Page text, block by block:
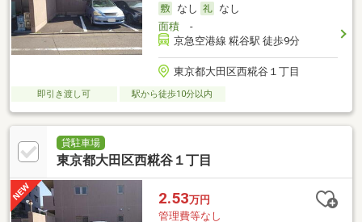
なし
なし
面積-
京急空港線 糀谷駅 徒歩9分
東京都大田区西糀谷１丁目
即引き渡し可 駅から徒歩10分以内
貸駐車場
東京都大田区西糀谷１丁目
2.53万円
管理費等なし